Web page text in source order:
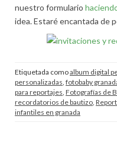
nuestro formulario
idea. Estaré encantada de
Etiquetada comoalbum digital
personalizadas, fotobaby
para reportajes, Fotografías de
recordatorios de bautizo,
infantiles en granada